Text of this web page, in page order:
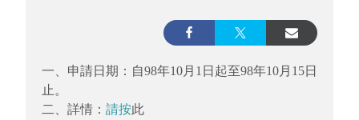
一、申請日期：自98年10月1日起至98年10月15日
止。
二、詳情： 請按此